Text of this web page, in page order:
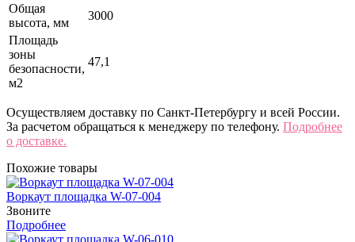
Общая
высота, мм
3000
Площадь
зоны
безопасности,
м2
47,1
Осуществляем доставку по Санкт-Петербургу и всей России.
За расчетом обращаться к менеджеру по телефону. Подробнее
о доставке.
Похожие товары
Воркаут площадка W-07-004
Звоните
Подробнее